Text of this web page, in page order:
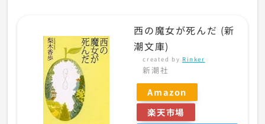
西の魔女が死んだ (新
潮文庫)
created by Rinker
新潮社
Amazon
楽天市場